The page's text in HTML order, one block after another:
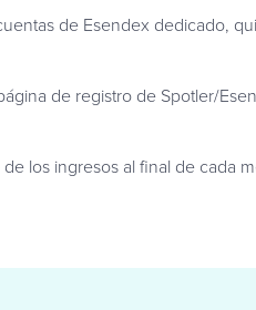
de Esendex dedicado,
de registro de Spotler/
los ingresos al final de cada